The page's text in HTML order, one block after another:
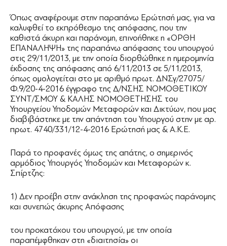
Όπως αναφέρουμε στην παραπάνω Ερώτησή μας, για να
καλυφθεί το εκπρόθεσμο της απόφασης, που την
καθιστά άκυρη και παράνομη, επινοήθηκε η «ΟΡΘΗ
ΕΠΑΝΑΛΗΨΗ» της παραπάνω απόφασης του υπουργού
στις 29/11/2013, με την οποία διορθώθηκε η ημερομηνία
έκδοσης της απόφασης από 6/11/2013 σε 5/11/2013,
όπως ομολογείται στο με αριθμό πρωτ. ΔΝΣγ/27075/
Φ.9/20-4-2016 έγγραφο της Δ/ΝΣΗΣ ΝΟΜΟΘΕΤΙΚΟΥ
ΣΥΝΤ/ΣΜΟΥ & ΚΑΛΗΣ ΝΟΜΟΘΕΤΗΣΗΣ του
Υπουργείου Υποδομών Μεταφορών και Δικτύων, που μας
διαβιβάστηκε με την απάντηση του Υπουργού στην με αρ.
πρωτ. 4740/331/12-4-2016 Ερώτησή μας & Α.Κ.Ε.
Παρά το προφανές όμως της απάτης, ο σημερινός
αρμόδιος Υπουργός Υποδομών και Μεταφορών κ.
Σπίρτζης:
1) Δεν προέβη στην ανάκληση της προφανώς παράνομης
και συνεπώς άκυρης Απόφασης
του προκατόχου του υπουργού, με την οποία
παραπέμφθηκαν στη «διαιτησία» οι